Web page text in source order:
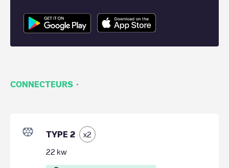
CONNECTEURS ·
TYPE 2 x2
22 kw